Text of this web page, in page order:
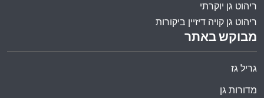
מבוקש באתר
גריל גז
מדורות גן
ריהוט גן יוקרתי
ריהוט גן קויה דיזיין ביקורות